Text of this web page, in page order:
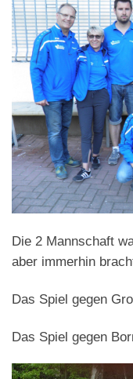
Die 2 Mannschaft
aber immerhin
Das Spiel gegen
Das Spiel gegen